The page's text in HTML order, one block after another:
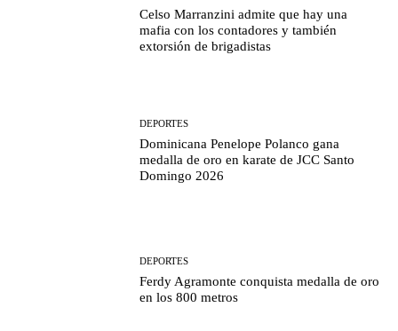
Celso Marranzini admite que hay una
mafia con los contadores y también
extorsión de brigadistas
DEPORTES
Dominicana Penelope Polanco gana
medalla de oro en karate de JCC Santo
Domingo 2026
DEPORTES
Ferdy Agramonte conquista medalla de oro
en los 800 metros